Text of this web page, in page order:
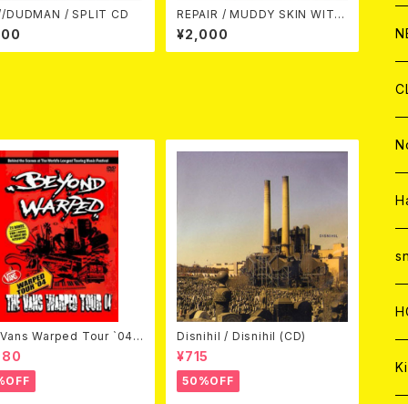
DUDMAN / SPLIT CD
REPAIR / MUDDY SKIN WITH
PAIN CD
¥2,000
Warped Tour `04
Warped (国内盤DVD)
Disnihil / Disnihil (CD)
¥715
50%OFF